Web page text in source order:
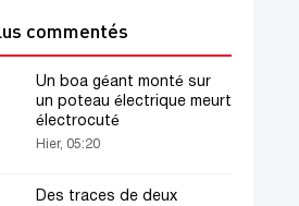
commentés
Un boa géant monté sur
un poteau électrique meurt
électrocuté
Hier, 05:20
Des traces de deux